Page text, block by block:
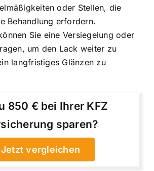
oder Stellen, die
Behandlung erfordern.
Sie eine Versiegelung oder
um den Lack weiter zu
langfristiges Glänzen zu
850 € bei Ihrer KFZ
sparen?
Jetzt vergleichen